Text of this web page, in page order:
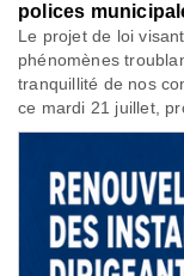
polices
Le projet de loi
phénomènes
tranquillité de nos
ce mardi 21 juillet,